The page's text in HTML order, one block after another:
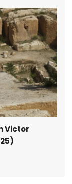
Victor